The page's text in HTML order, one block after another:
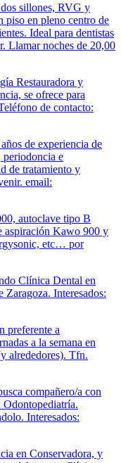
sillones, RVG y
piso en pleno centro de
Ideal para dentistas
Llamar noches de 20,00
Restauradora y
se ofrece para
de contacto:
de experiencia de
e
de tratamiento y
email:
autoclave tipo B
aspiración Kawo 900 y
etc… por
Clínica Dental en
Interesados:
preferente a
a la semana en
alrededores). Tfn.
compañero/a con
Odontopediatría.
Interesados:
en Conservadora, y